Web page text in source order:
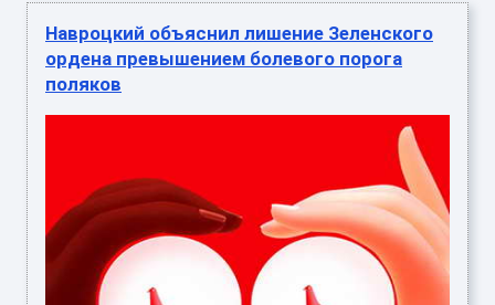
Навроцкий объяснил лишение Зеленского
ордена превышением болевого порога
поляков